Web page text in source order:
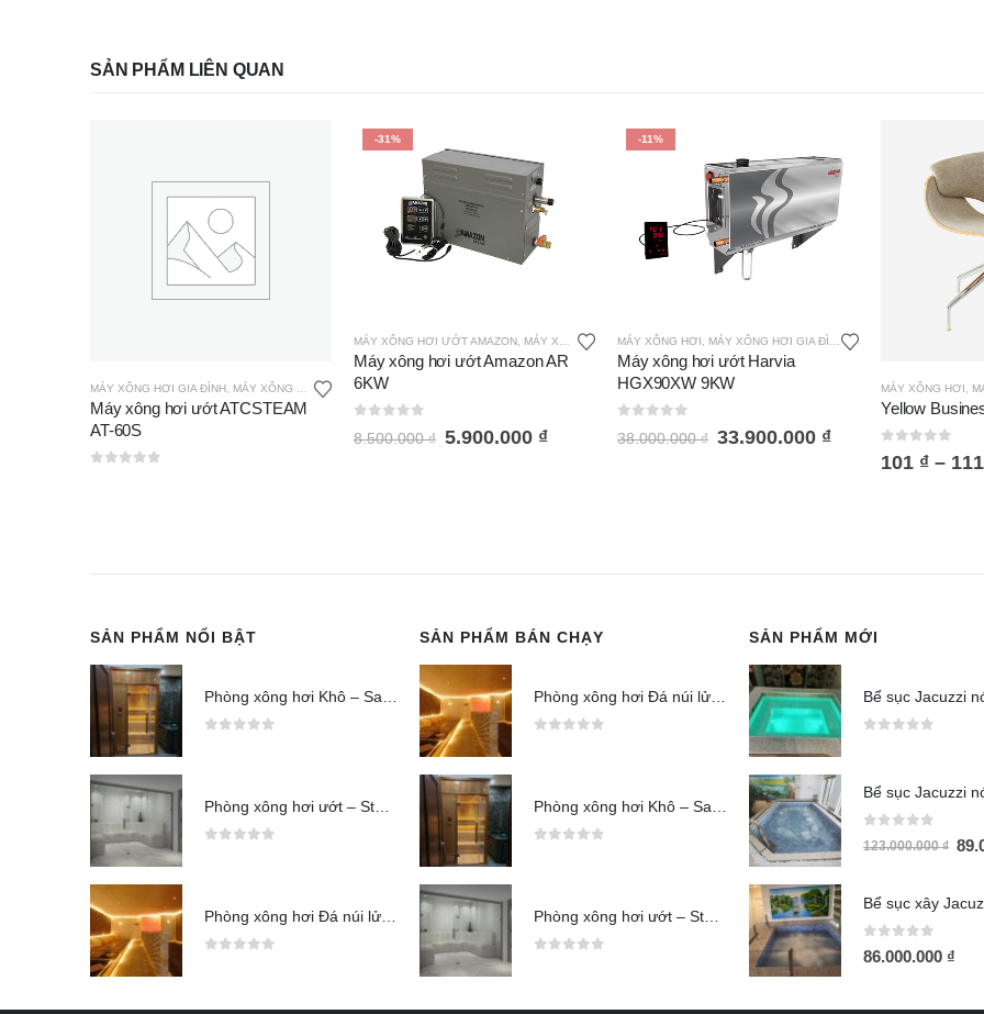
SẢN PHẨM LIÊN QUAN
MÁY XÔNG HƠI GIA ĐÌNH MÁY XÔNG HƠI ATC STEAM
Máy xông hơi ướt ATCSTEAM
AT-60S
-31%
MÁY XÔNG HƠI ƯỚT AMAZON MÁY XÔNG HƠI GIA ĐÌNH
Máy xông hơi ướt Amazon AR
6KW
8.500.000₫ 5.900.000 ₫
-11%
MÁY XÔNG HƠI MÁY XÔNG HƠI GIA ĐÌNH , MÁY XÔNG HƠI ƯỚT
Máy xông hơi ướt Harvia
HGX90XW 9KW
38.000.000₫ 33.900.000 ₫
MÁY XÔNG HƠI
Yellow
out of 5
101 ₫ –
SẢN PHẨM NỔI BẬT SẢN PHẨM BÁN CHẠY SẢN PHẨM MỚI
123.000.000₫
86.000.000 ₫